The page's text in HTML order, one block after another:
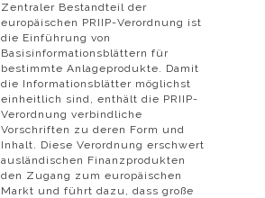
Zentraler Bestandteil der
europäischen PRIIP-Verordnung ist
die Einführung von
Basisinformationsblättern für
bestimmte Anlageprodukte. Damit
die Informationsblätter möglichst
einheitlich sind, enthält die PRIIP-
Verordnung verbindliche
Vorschriften zu deren Form und
Inhalt. Diese Verordnung erschwert
ausländischen Finanzprodukten
den Zugang zum europäischen
Markt und führt dazu, dass große